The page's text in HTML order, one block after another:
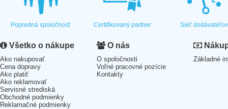
Popredná spoločnosť Certifikovaný partner Sieť dodávateľov
Všetko o nákupe
Ako nakupovať
Cena dopravy
Ako platiť
Ako reklamovať
Servisné strediská
Obchodné podmienky
Reklamačné podmienky
O nás
O spoločnosti
Voľné pracovné pozície
Kontakty
Základné